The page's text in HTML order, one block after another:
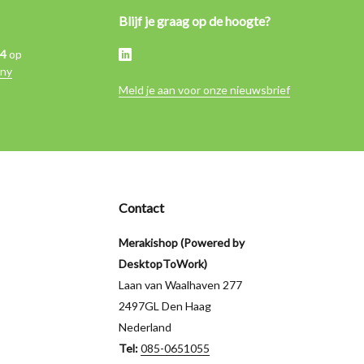
op
Blijf je graag op de hoogte?
Meld je aan voor onze nieuwsbrief
Contact
Merakishop (Powered by
DesktopToWork)
Laan van Waalhaven 277
2497GL Den Haag
Nederland
Tel:085-0651055